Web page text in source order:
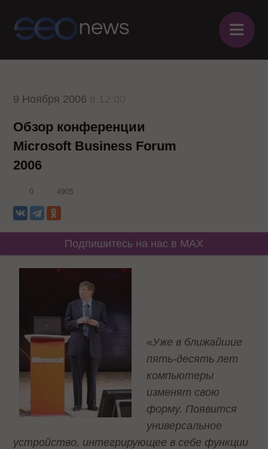
≡
9 Ноября 2006
Обзор конференции
Microsoft Business Forum
2006
0 4905
Подпишитесь на нас в MAX
«Уже в ближайшие
пять-десять лет
компьютеры
изменят свою
форму. Появится
универсальное
устройство, интегрирующее в себе функции